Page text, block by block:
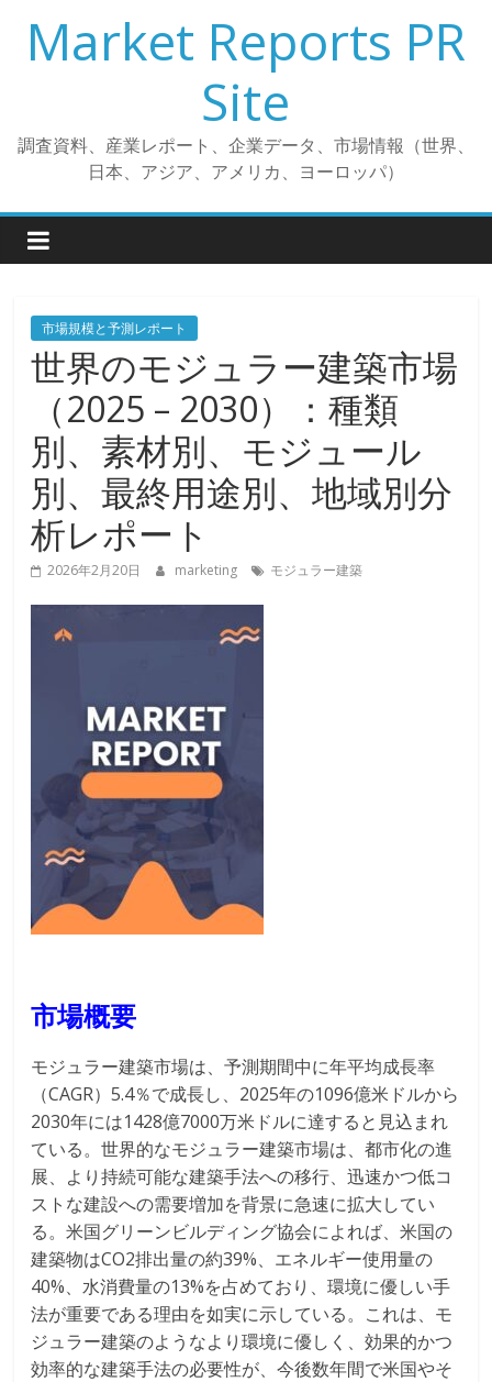
プ
Market Reports PR
Site
調査資料、産業レポート、企業データ、市場情報（世界、
日本、アジア、アメリカ、ヨーロッパ）
市場規模と予測レポート
世界のモジュラー建築市場
（2025 – 2030）：種類
別、素材別、モジュール
別、最終用途別、地域別分
析レポート
2026年2月20日 marketing モジュラー建築
市場概要
モジュラー建築市場は、予測期間中に年平均成長率
（CAGR）5.4％で成長し、2025年の1096億米ドルから
2030年には1428億7000万米ドルに達すると見込まれ
ている。世界的なモジュラー建築市場は、都市化の進
展、より持続可能な建築手法への移行、迅速かつ低コ
ストな建設への需要増加を背景に急速に拡大してい
る。米国グリーンビルディング協会によれば、米国の
建築物はCO2排出量の約39%、エネルギー使用量の
40%、水消費量の13%を占めており、環境に優しい手
法が重要である理由を如実に示している。これは、モ
ジュラー建築のようなより環境に優しく、効果的かつ
効率的な建築手法の必要性が、今後数年間で米国やそ